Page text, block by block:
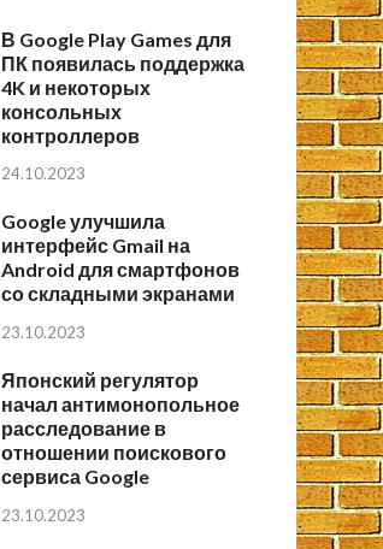
В Google Play Games для
ПК появилась поддержка
4K и некоторых
консольных
контроллеров
24.10.2023
Google улучшила
интерфейс Gmail на
Android для смартфонов
со складными экранами
23.10.2023
Японский регулятор
начал антимонопольное
расследование в
отношении поискового
сервиса Google
23.10.2023